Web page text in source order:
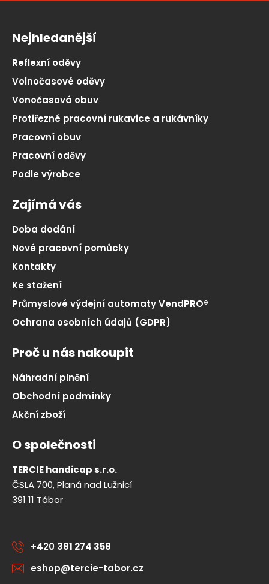
Nejhledanější
Reflexní oděvy
Volnočasové oděvy
Vonočasová obuv
Protiřezné pracovní rukavice a rukávníky
Pracovní obuv
Pracovní oděvy
Podle výrobce
Zajímá vás
Doba dodání
Nové pracovní pomůcky
Kontakty
Ke stažení
Průmyslové výdejní automaty VendPRO®
Ochrana osobních údajů (GDPR)
Proč u nás nakoupit
Náhradní plnění
Obchodní podmínky
Akční zboží
O společnosti
TERCIE handicap s.r.o.
ČSLA 700, Planá nad Lužnicí
391 11 Tábor
+420 381 274 358
eshop@tercie-tabor.cz